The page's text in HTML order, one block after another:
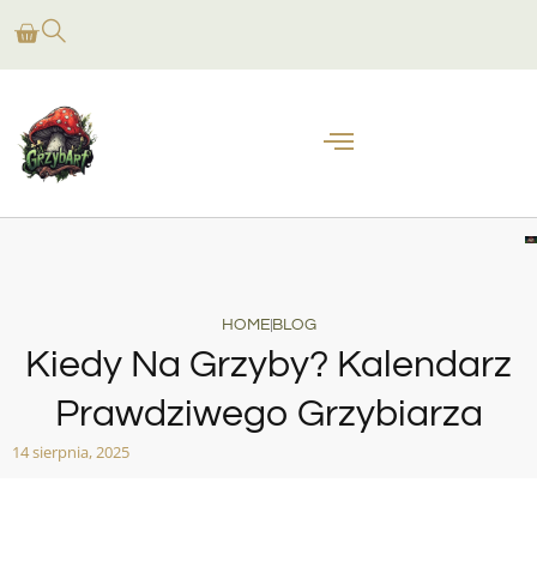
HOMEBLOG
Kiedy Na Grzyby? Kalendarz
Prawdziwego Grzybiarza
14 sierpnia, 2025